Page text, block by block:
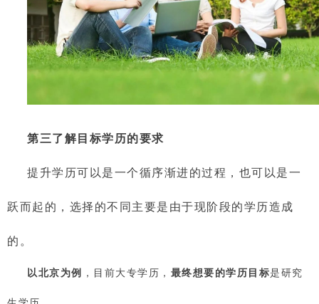
第三了解目标学历的要求
提升学历可以是一个循序渐进的过程，也可以是一
跃而起的，选择的不同主要是由于现阶段的学历造成
的。
以北京为例 ，目前大专学历， 最终想要的学历目标是研究